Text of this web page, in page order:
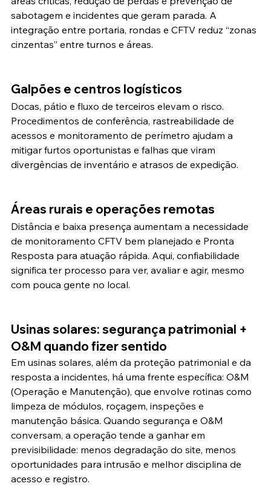
sabotagem e incidentes que geram parada. A
integração entre portaria, rondas e CFTV reduz “zonas
cinzentas” entre turnos e áreas.
Galpões e centros logísticos
Docas, pátio e fluxo de terceiros elevam o risco.
Procedimentos de conferência, rastreabilidade de
acessos e monitoramento de perímetro ajudam a
mitigar furtos oportunistas e falhas que viram
divergências de inventário e atrasos de expedição.
Áreas rurais e operações remotas
Distância e baixa presença aumentam a necessidade
de monitoramento CFTV bem planejado e Pronta
Resposta para atuação rápida. Aqui, confiabilidade
significa ter processo para ver, avaliar e agir, mesmo
com pouca gente no local.
Usinas solares: segurança patrimonial +
O&M quando fizer sentido
Em usinas solares, além da proteção patrimonial e da
resposta a incidentes, há uma frente específica: O&M
(Operação e Manutenção), que envolve rotinas como
limpeza de módulos, roçagem, inspeções e
manutenção básica. Quando segurança e O&M
conversam, a operação tende a ganhar em
previsibilidade: menos degradação do site, menos
oportunidades para intrusão e melhor disciplina de
acesso e registro.